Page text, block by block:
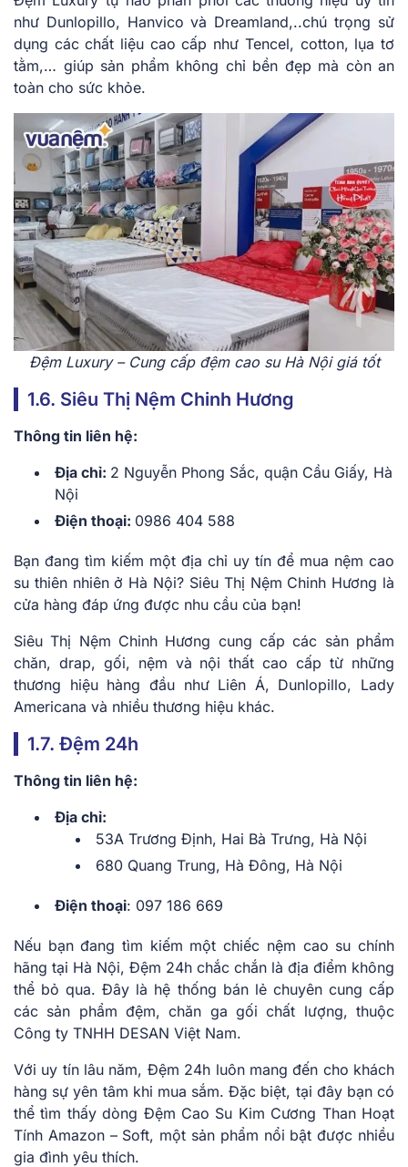
như Dunlopillo, Hanvico và Dreamland,..chú trọng sử
dụng các chất liệu cao cấp như Tencel, cotton, lụa tơ
tằm,… giúp sản phẩm không chỉ bền đẹp mà còn an
toàn cho sức khỏe.
Đệm Luxury – Cung cấp đệm cao su Hà Nội giá tốt
1.6. Siêu Thị Nệm Chinh Hương
Thông tin liên hệ:
Địa chỉ: 2 Nguyễn Phong Sắc, quận Cầu Giấy, Hà
Nội
Điện thoại: 0986 404 588
Bạn đang tìm kiếm một địa chỉ uy tín để mua nệm cao
su thiên nhiên ở Hà Nội? Siêu Thị Nệm Chinh Hương là
cửa hàng đáp ứng được nhu cầu của bạn!
Siêu Thị Nệm Chinh Hương cung cấp các sản phẩm
chăn, drap, gối, nệm và nội thất cao cấp từ những
thương hiệu hàng đầu như Liên Á, Dunlopillo, Lady
Americana và nhiều thương hiệu khác.
1.7. Đệm 24h
Thông tin liên hệ:
Địa chỉ:
53A Trương Định, Hai Bà Trưng, Hà Nội
680 Quang Trung, Hà Đông, Hà Nội
Điện thoại: 097 186 669
Nếu bạn đang tìm kiếm một chiếc nệm cao su chính
hãng tại Hà Nội, Đệm 24h chắc chắn là địa điểm không
thể bỏ qua. Đây là hệ thống bán lẻ chuyên cung cấp
các sản phẩm đệm, chăn ga gối chất lượng, thuộc
Công ty TNHH DESAN Việt Nam.
Với uy tín lâu năm, Đệm 24h luôn mang đến cho khách
hàng sự yên tâm khi mua sắm. Đặc biệt, tại đây bạn có
thể tìm thấy dòng Đệm Cao Su Kim Cương Than Hoạt
Tính Amazon – Soft, một sản phẩm nổi bật được nhiều
gia đình yêu thích.